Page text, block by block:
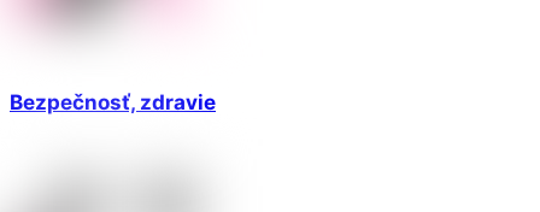
Bezpečnosť, zdravie